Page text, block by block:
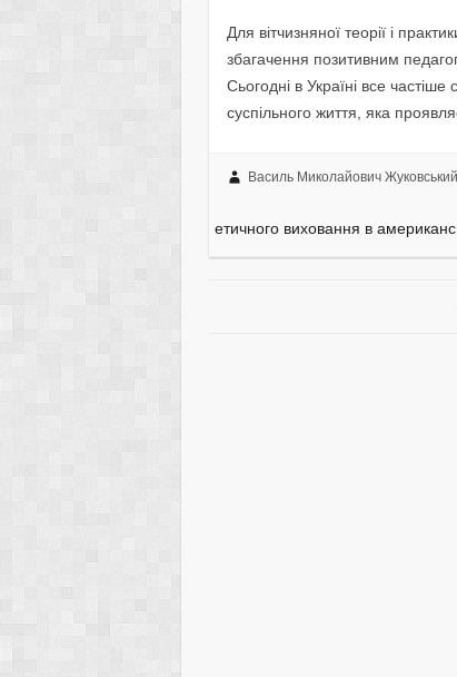
Для вітчизняної теорії і
збагачення позитивним
Сьогодні в Україні все
суспільного життя, яка
Василь Миколайович Жуковський
етичного виховання в